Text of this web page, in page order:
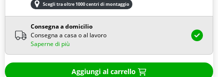
Scegli tra oltre 1000 centri di montaggio
Consegna a domicilio
Consegna a casa o al lavoro
Saperne di più
Aggiungi al carrello